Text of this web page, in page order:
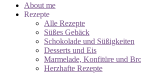
About me
Rezepte
Alle Rezepte
Süßes Gebäck
Schokolade und Süßigkeiten
Desserts und Eis
Marmelade, Konfitüre und
Herzhafte Rezepte